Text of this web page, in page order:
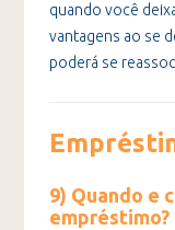
quando você
vantagens ao se
poderá se
9) Quando e
empréstimo?